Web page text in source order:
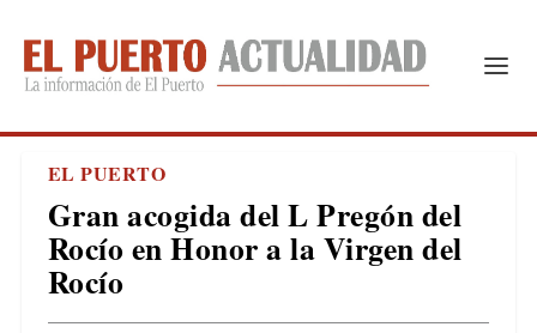
EL PUERTO
Gran acogida del L Pregón del
Rocío en Honor a la Virgen del
Rocío